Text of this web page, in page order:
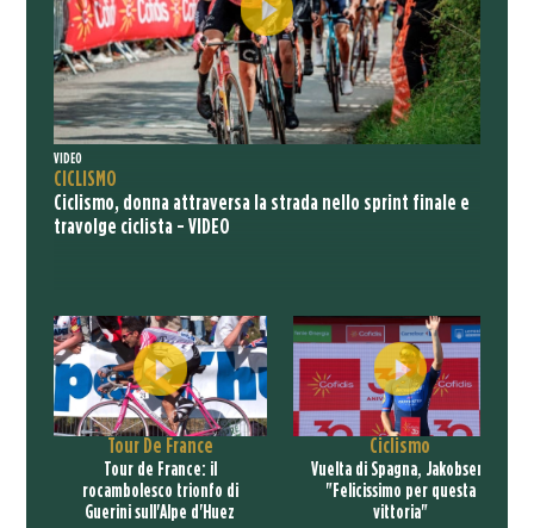
VIDEO
CICLISMO
Ciclismo, donna attraversa la strada nello sprint finale e
travolge ciclista - VIDEO
Tour De France
Tour de France: il
rocambolesco trionfo di
Guerini sull'Alpe d'Huez
Ciclismo
Vuelta di Spagna, Jakobsen:
"Felicissimo per questa
vittoria"